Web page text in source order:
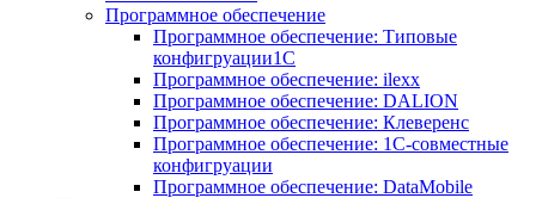
Программное обеспечение
Программное обеспечение: Типовые
конфигруации1С
Программное обеспечение: ilexx
Программное обеспечение: DALION
Программное обеспечение: Клеверенс
Программное обеспечение: 1С-совместные
конфигруации
Программное обеспечение: DataMobile